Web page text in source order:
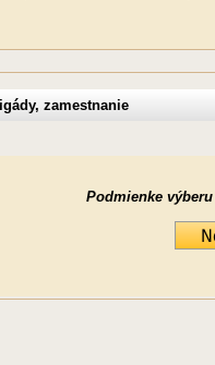
zamestnanie
Podmienke výberu